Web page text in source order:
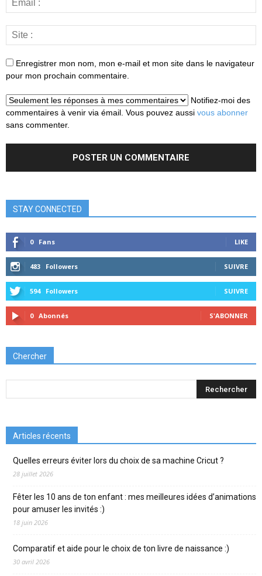
Enregistrer mon nom, mon e-mail et mon site dans le navigateur
pour mon prochain commentaire.
Notifiez-moi des
commentaires à venir via émail. Vous pouvez aussi vous abonner
sans commenter.
STAY CONNECTED
0 Fans LIKE
483 Followers SUIVRE
594 Followers SUIVRE
0 Abonnés S'ABONNER
Chercher
Articles récents
Quelles erreurs éviter lors du choix de sa machine Cricut ?
28 juillet 2026
Fêter les 10 ans de ton enfant : mes meilleures idées d’animations
pour amuser les invités :)
18 juin 2026
Comparatif et aide pour le choix de ton livre de naissance :)
30 avril 2026